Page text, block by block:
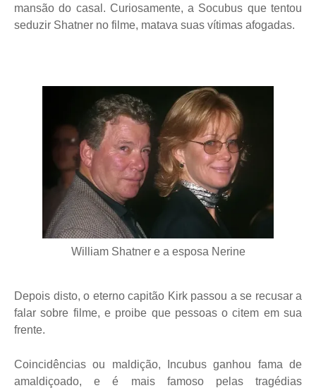
mansão do casal. Curiosamente, a Socubus que tentou
seduzir Shatner no filme, matava suas vítimas afogadas.
William Shatner e a esposa Nerine
Depois disto, o eterno capitão Kirk passou a se recusar a
falar sobre filme, e proibe que pessoas o citem em sua
frente.
Coincidências ou maldição, Incubus ganhou fama de
amaldiçoado, e é mais famoso pelas tragédias